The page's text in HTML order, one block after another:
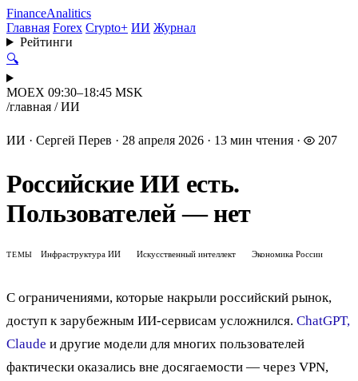
FinanceAnalitics
Главная Forex Crypto+ ИИ Журнал
Рейтинги
🔍
MOEX 09:30–18:45 MSK
/главная / ИИ
ИИ · Сергей Перев · 28 апреля 2026 · 13 мин чтения · 207
Российские ИИ есть.
Пользователей — нет
ТЕМЫ Инфраструктура ИИ Искусственный интеллект Экономика России
С ограничениями, которые накрыли российский рынок,
доступ к зарубежным ИИ-сервисам усложнился. ChatGPT,
Claude и другие модели для многих пользователей
фактически оказались вне досягаемости — через VPN,